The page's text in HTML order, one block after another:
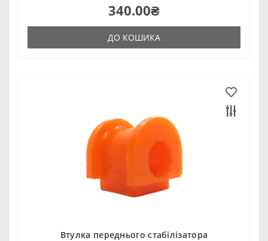
340.00₴
ДО КОШИКА
Втулка переднього стабілізатора